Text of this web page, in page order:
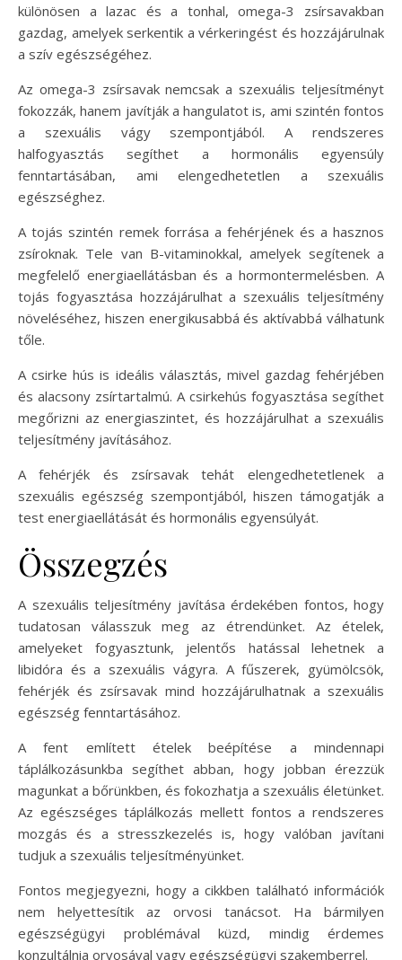
különösen a lazac és a tonhal, omega-3 zsírsavakban
gazdag, amelyek serkentik a vérkeringést és hozzájárulnak
a szív egészségéhez.
Az omega-3 zsírsavak nemcsak a szexuális teljesítményt
fokozzák, hanem javítják a hangulatot is, ami szintén fontos
a szexuális vágy szempontjából. A rendszeres
halfogyasztás segíthet a hormonális egyensúly
fenntartásában, ami elengedhetetlen a szexuális
egészséghez.
A tojás szintén remek forrása a fehérjének és a hasznos
zsíroknak. Tele van B-vitaminokkal, amelyek segítenek a
megfelelő energiaellátásban és a hormontermelésben. A
tojás fogyasztása hozzájárulhat a szexuális teljesítmény
növeléséhez, hiszen energikusabbá és aktívabbá válhatunk
tőle.
A csirke hús is ideális választás, mivel gazdag fehérjében
és alacsony zsírtartalmú. A csirkehús fogyasztása segíthet
megőrizni az energiaszintet, és hozzájárulhat a szexuális
teljesítmény javításához.
A fehérjék és zsírsavak tehát elengedhetetlenek a
szexuális egészség szempontjából, hiszen támogatják a
test energiaellátását és hormonális egyensúlyát.
Összegzés
A szexuális teljesítmény javítása érdekében fontos, hogy
tudatosan válasszuk meg az étrendünket. Az ételek,
amelyeket fogyasztunk, jelentős hatással lehetnek a
libidóra és a szexuális vágyra. A fűszerek, gyümölcsök,
fehérjék és zsírsavak mind hozzájárulhatnak a szexuális
egészség fenntartásához.
A fent említett ételek beépítése a mindennapi
táplálkozásunkba segíthet abban, hogy jobban érezzük
magunkat a bőrünkben, és fokozhatja a szexuális életünket.
Az egészséges táplálkozás mellett fontos a rendszeres
mozgás és a stresszkezelés is, hogy valóban javítani
tudjuk a szexuális teljesítményünket.
Fontos megjegyezni, hogy a cikkben található információk
nem helyettesítik az orvosi tanácsot. Ha bármilyen
egészségügyi problémával küzd, mindig érdemes
konzultálnia orvosával vagy egészségügyi szakemberrel.